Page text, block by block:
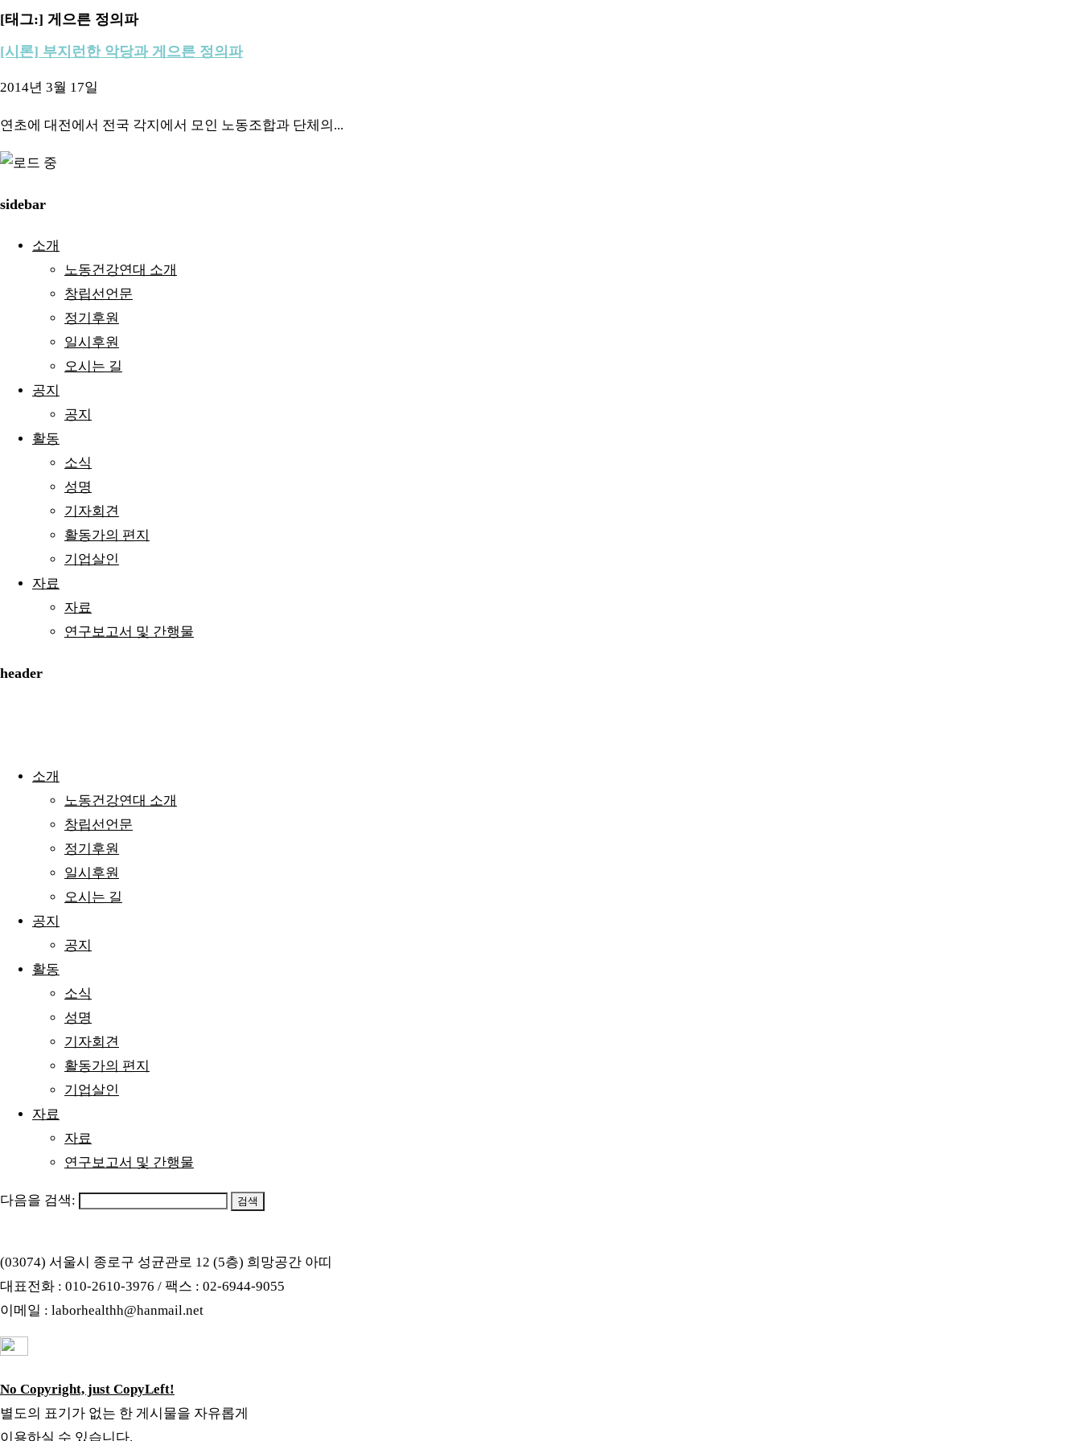
[태그:] 게으른 정의파
[시론] 부지런한 악당과 게으른 정의파
2014년 3월 17일
연초에 대전에서 전국 각지에서 모인 노동조합과 단체의...
sidebar
소개
노동건강연대 소개
창립선언문
정기후원
일시후원
오시는 길
공지
공지
활동
소식
성명
기자회견
활동가의 편지
기업살인
자료
자료
연구보고서 및 간행물
header
소개
노동건강연대 소개
창립선언문
정기후원
일시후원
오시는 길
공지
공지
활동
소식
성명
기자회견
활동가의 편지
기업살인
자료
자료
연구보고서 및 간행물
다음을 검색:
(03074) 서울시 종로구 성균관로 12 (5층) 희망공간 아띠
대표전화 : 010-2610-3976 / 팩스 : 02-6944-9055
이메일 : laborhealthh@hanmail.net
No Copyright, just CopyLeft!
별도의 표기가 없는 한 게시물을 자유롭게
이용하실 수 있습니다.